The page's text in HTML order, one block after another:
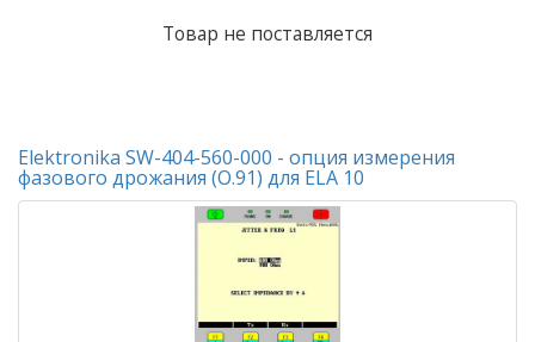
Товар не поставляется
Elektronika SW-404-560-000 - опция измерения
фазового дрожания (О.91) для ELA 10